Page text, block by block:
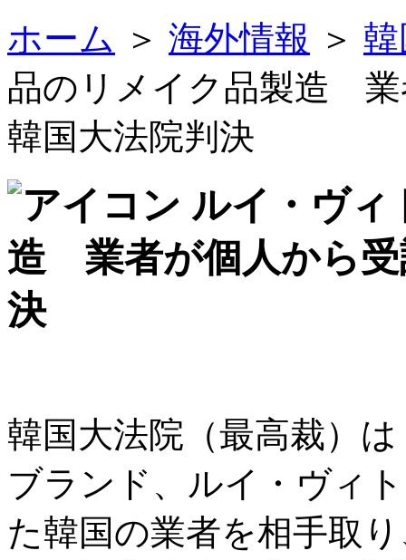
ホーム ＞ 海外情報 ＞
品のリメイク品製造
韓国大法院判決
ルイ・ヴィ
造 業者が個人から
決
韓国大法院（最高裁）
ブランド、ルイ・ヴィ
た韓国の業者を相手取